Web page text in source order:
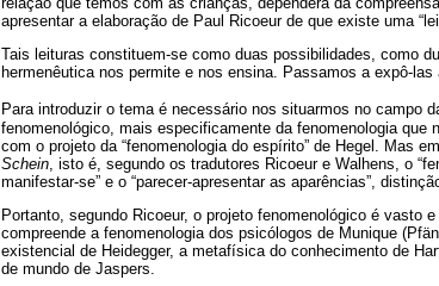
apresentar a elaboração de Paul Ricoeur de que existe uma
Tais leituras constituem-se como duas possibilidades, como
hermenêutica nos permite e nos ensina. Passamos a expô-las
Para introduzir o tema é necessário nos situarmos no campo
fenomenológico, mais especificamente da fenomenologia
com o projeto da “fenomenologia do espírito” de Hegel. Mas
Schein , isto é, segundo os tradutores Ricoeur e Walhens, o
manifestar-se” e o “parecer-apresentar as aparências”,
Portanto, segundo Ricoeur, o projeto fenomenológico é vasto
compreende a fenomenologia dos psicólogos de Munique
existencial de Heidegger, a metafísica do conhecimento de
de mundo de Jaspers.